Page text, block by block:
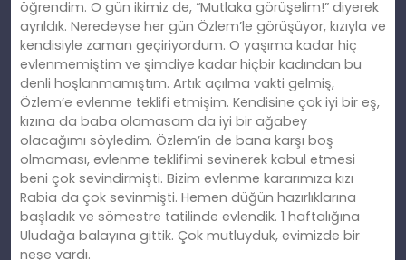
öğrendim. O gün ikimiz de, “Mutlaka görüşelim!” diyerek
ayrıldık. Neredeyse her gün Özlem’le görüşüyor, kızıyla ve
kendisiyle zaman geçiriyordum. O yaşıma kadar hiç
evlenmemiştim ve şimdiye kadar hiçbir kadından bu
denli hoşlanmamıştım. Artık açılma vakti gelmiş,
Özlem’e evlenme teklifi etmişim. Kendisine çok iyi bir eş,
kızına da baba olamasam da iyi bir ağabey
olacağımı söyledim. Özlem’in de bana karşı boş
olmaması, evlenme teklifimi sevinerek kabul etmesi
beni çok sevindirmişti. Bizim evlenme kararımıza kızı
Rabia da çok sevinmişti. Hemen düğün hazırlıklarına
başladık ve sömestre tatilinde evlendik. 1 haftalığına
Uludağa balayına gittik. Çok mutluyduk, evimizde bir
neşe vardı.